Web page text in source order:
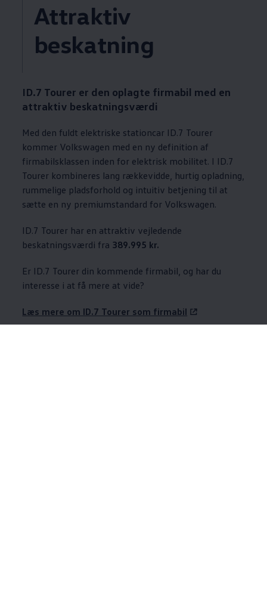
Attraktiv
beskatning
ID.7 Tourer er den oplagte firmabil med en
attraktiv beskatningsværdi
Med den fuldt elektriske stationcar ID.7 Tourer
kommer Volkswagen med en ny definition af
firmabilsklassen inden for elektrisk mobilitet. I ID.7
Tourer kombineres lang rækkevidde, hurtig opladning,
rummelige pladsforhold og intuitiv betjening til at
sætte en ny premiumstandard for Volkswagen.
ID.7 Tourer har en attraktiv vejledende
beskatningsværdi fra 389.995 kr.
Er ID.7 Tourer din kommende firmabil, og har du
interesse i at få mere at vide?
Læs mere om ID.7 Tourer som firmabil